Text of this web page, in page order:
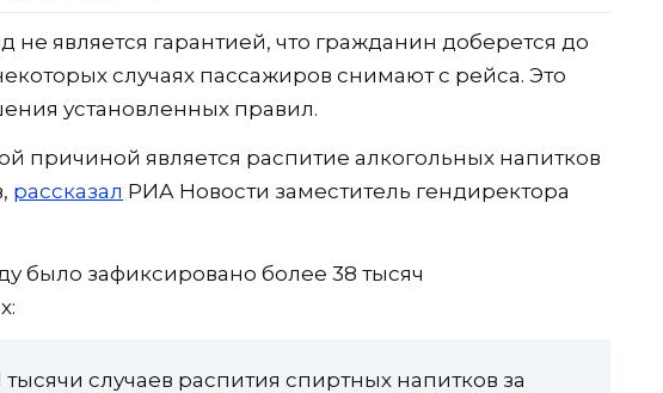
не является гарантией, что гражданин доберется до
случаях пассажиров снимают с рейса. Это
установленных правил.
причиной является распитие алкогольных напитков
рассказал РИА Новости заместитель гендиректора
было зафиксировано более 38 тысяч
случаев распития спиртных напитков за